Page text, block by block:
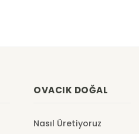
OVACIK DOĞAL
Nasıl Üretiyoruz